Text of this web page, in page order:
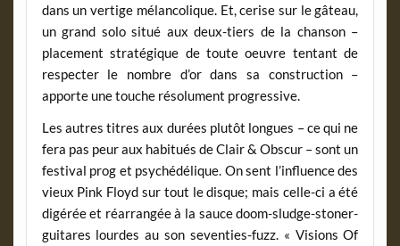
dans un vertige mélancolique. Et, cerise sur le gâteau,
un grand solo situé aux deux-tiers de la chanson –
placement stratégique de toute oeuvre tentant de
respecter le nombre d’or dans sa construction –
apporte une touche résolument progressive.
Les autres titres aux durées plutôt longues – ce qui ne
fera pas peur aux habitués de Clair & Obscur – sont un
festival prog et psychédélique. On sent l’influence des
vieux Pink Floyd sur tout le disque; mais celle-ci a été
digérée et réarrangée à la sauce doom-sludge-stoner-
guitares lourdes au son seventies-fuzz. « Visions Of